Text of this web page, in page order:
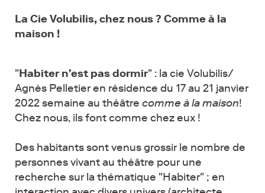
La Cie Volubilis, chez nous ? Comme à la
maison !
"Habiter n'est pas dormir" : la cie Volubilis/
Agnès Pelletier​ en résidence du 17 au 21 janvier
2022 semaine au théâtre comme à la maison!
Chez nous, ils font comme chez eux !
Des habitants sont venus grossir le nombre de
personnes vivant au théâtre pour une
recherche sur la thématique "Habiter" ; en